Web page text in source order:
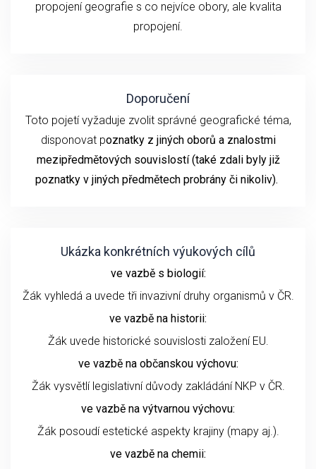
propojení geografie s co nejvíce obory, ale kvalita
propojení.
Doporučení
Toto pojetí vyžaduje zvolit správné geografické téma,
disponovat poznatky z jiných oborů a znalostmi
mezipředmětových souvislostí (také zdali byly již
poznatky v jiných předmětech probrány či nikoliv).
Ukázka konkrétních výukových cílů
ve vazbě s biologií:
Žák vyhledá a uvede tři invazivní druhy organismů v ČR.
ve vazbě na historii:
Žák uvede historické souvislosti založení EU.
ve vazbě na občanskou výchovu:
Žák vysvětlí legislativní důvody zakládání NKP v ČR.
ve vazbě na výtvarnou výchovu:
Žák posoudí estetické aspekty krajiny (mapy aj.).
ve vazbě na chemii: